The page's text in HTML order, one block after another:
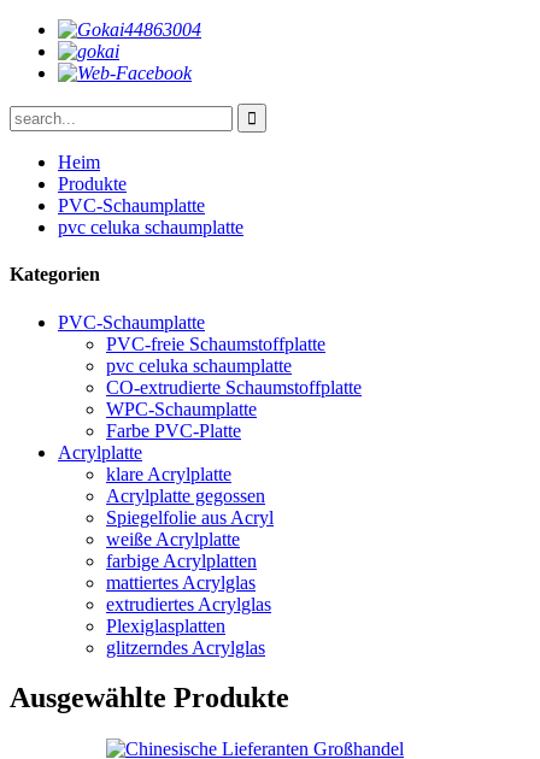
Heim
Produkte
PVC-Schaumplatte
pvc celuka schaumplatte
Kategorien
PVC-Schaumplatte
PVC-freie Schaumstoffplatte
pvc celuka schaumplatte
CO-extrudierte Schaumstoffplatte
WPC-Schaumplatte
Farbe PVC-Platte
Acrylplatte
klare Acrylplatte
Acrylplatte gegossen
Spiegelfolie aus Acryl
weiße Acrylplatte
farbige Acrylplatten
mattiertes Acrylglas
extrudiertes Acrylglas
Plexiglasplatten
glitzerndes Acrylglas
Ausgewählte Produkte